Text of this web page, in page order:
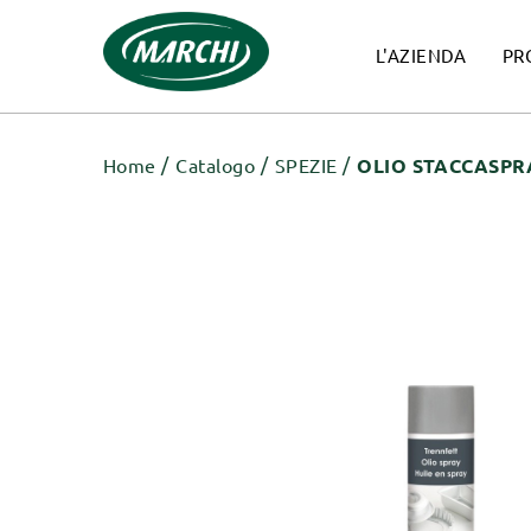
L'AZIENDA
Home Catalogo SPEZIE OLIO